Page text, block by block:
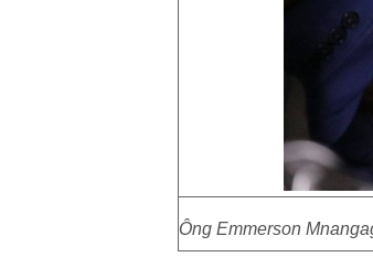
Ông Emmerson